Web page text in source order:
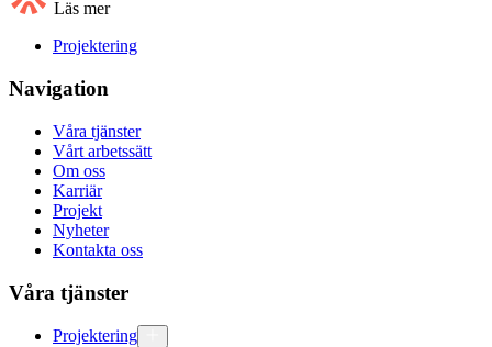
Läs mer
Projektering
Navigation
Våra tjänster
Vårt arbetssätt
Om oss
Karriär
Projekt
Nyheter
Kontakta oss
Våra tjänster
Projektering